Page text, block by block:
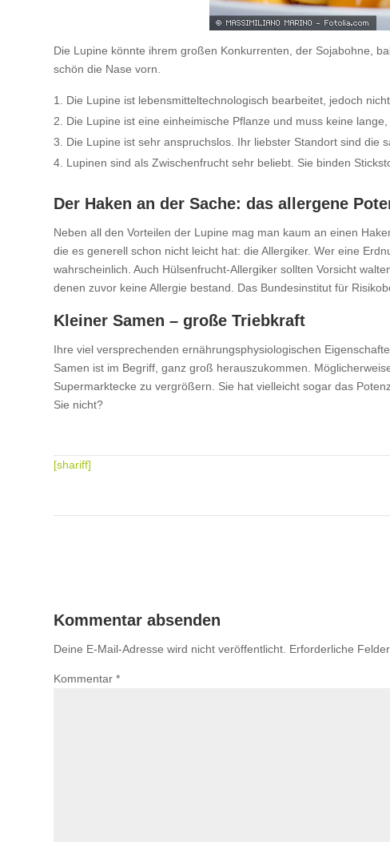
Die Lupine könnte ihrem großen Konkurrenten, der Sojabohne,
schön die Nase vorn.
Die Lupine ist lebensmitteltechnologisch bearbeitet, jedoch
Die Lupine ist eine einheimische Pflanze und muss keine
Die Lupine ist sehr anspruchslos. Ihr liebster Standort sind die
Lupinen sind als Zwischenfrucht sehr beliebt. Sie binden
Der Haken an der Sache: das allergene
Neben all den Vorteilen der Lupine mag man kaum an einen
die es generell schon nicht leicht hat: die Allergiker. Wer eine
wahrscheinlich. Auch Hülsenfrucht-Allergiker sollten Vorsicht
denen zuvor keine Allergie bestand. Das Bundesinstitut für
Kleiner Samen – große Triebkraft
Ihre viel versprechenden ernährungsphysiologischen
Samen ist im Begriff, ganz groß herauszukommen.
Supermarktecke zu vergrößern. Sie hat vielleicht sogar das
Sie nicht?
[shariff]
Kommentar absenden
Deine E-Mail-Adresse wird nicht veröffentlicht. Erforderliche
Kommentar*